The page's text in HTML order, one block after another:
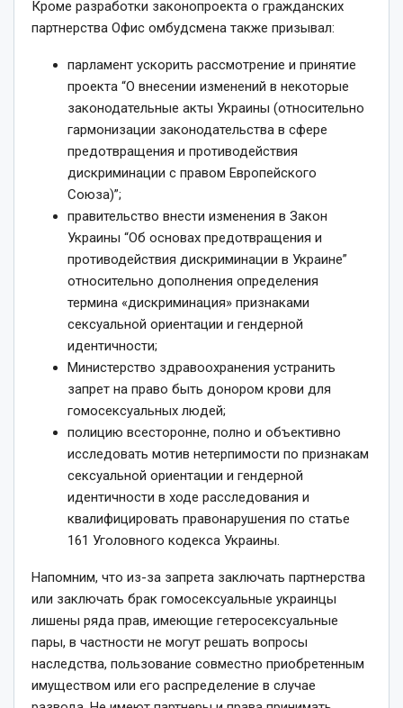
Кроме разработки законопроекта о гражданских
партнерства Офис омбудсмена также призывал:
парламент ускорить рассмотрение и принятие
проекта “О внесении изменений в некоторые
законодательные акты Украины (относительно
гармонизации законодательства в сфере
предотвращения и противодействия
дискриминации с правом Европейского
Союза)”;
правительство внести изменения в Закон
Украины “Об основах предотвращения и
противодействия дискриминации в Украине”
относительно дополнения определения
термина «дискриминация» признаками
сексуальной ориентации и гендерной
идентичности;
Министерство здравоохранения устранить
запрет на право быть донором крови для
гомосексуальных людей;
полицию всесторонне, полно и объективно
исследовать мотив нетерпимости по признакам
сексуальной ориентации и гендерной
идентичности в ходе расследования и
квалифицировать правонарушения по статье
161 Уголовного кодекса Украины.
Напомним, что из-за запрета заключать партнерства
или заключать брак гомосексуальные украинцы
лишены ряда прав, имеющие гетеросексуальные
пары, в частности не могут решать вопросы
наследства, пользование совместно приобретенным
имуществом или его распределение в случае